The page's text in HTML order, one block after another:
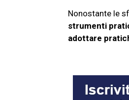
Nonostante le
strumenti
adottare